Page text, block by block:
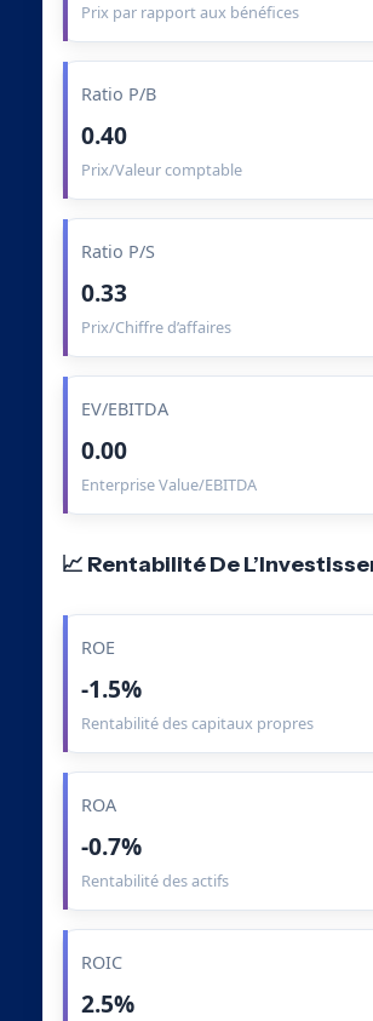
Prix par rapport aux bénéfices
Ratio P/B
0.40
Prix/Valeur comptable
Ratio P/S
0.33
Prix/Chiffre d’affaires
EV/EBITDA
0.00
Enterprise Value/EBITDA
📈 Rentabilité De
ROE
-1.5%
Rentabilité des capitaux propres
ROA
-0.7%
Rentabilité des actifs
ROIC
2.5%